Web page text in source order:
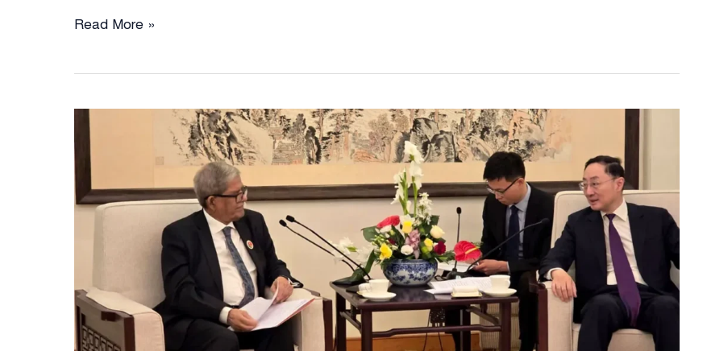
দেশে
সতর্ক
করলেন
নাহিদ
ইসলাম
Read More »